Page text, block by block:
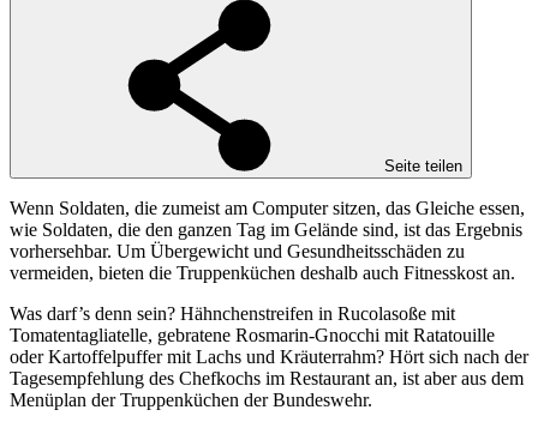
Seite teilen
Wenn Soldaten, die zumeist am Computer sitzen, das Gleiche essen,
wie Soldaten, die den ganzen Tag im Gelände sind, ist das Ergebnis
vorhersehbar. Um Übergewicht und Gesundheitsschäden zu
vermeiden, bieten die Truppenküchen deshalb auch Fitnesskost an.
Was darf’s denn sein? Hähnchenstreifen in Rucolasoße mit
Tomatentagliatelle, gebratene Rosmarin-Gnocchi mit Ratatouille
oder Kartoffelpuffer mit Lachs und Kräuterrahm? Hört sich nach der
Tagesempfehlung des Chefkochs im Restaurant an, ist aber aus dem
Menüplan der Truppenküchen der Bundeswehr.